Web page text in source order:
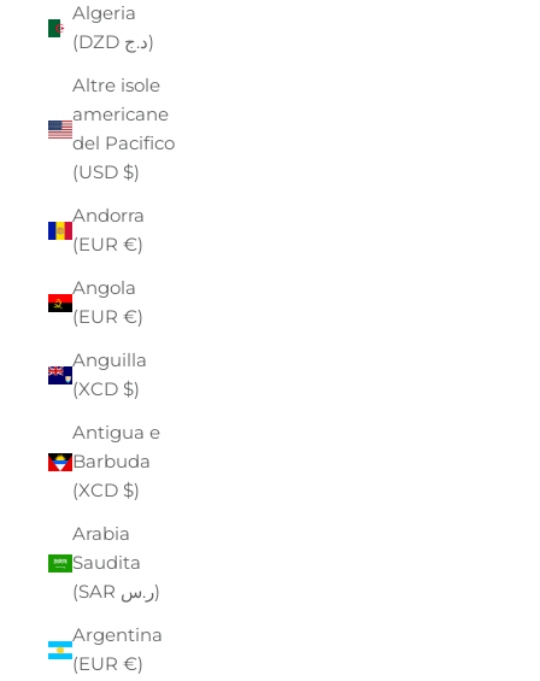
Algeria
(DZD د.ج)
Altre isole
americane
del Pacifico
(USD $)
Andorra
(EUR €)
Angola
(EUR €)
Anguilla
(XCD $)
Antigua e
Barbuda
(XCD $)
Arabia
Saudita
(SAR ر.س)
Argentina
(EUR €)